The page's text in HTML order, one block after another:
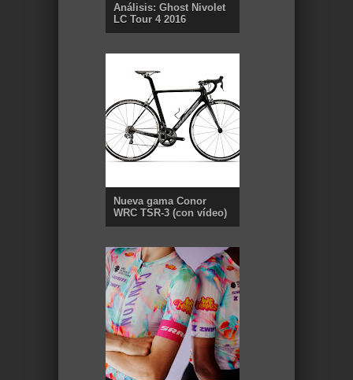
Análisis: Ghost Nivolet
LC Tour 4 2016
Nueva gama Conor
WRC TSR-3 (con vídeo)